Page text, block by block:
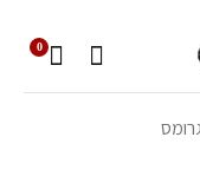
0